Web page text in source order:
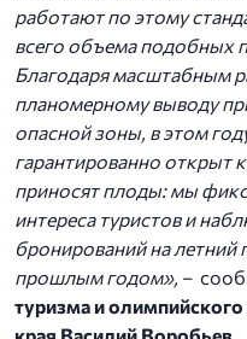
работают по этому
всего объема подобных
Благодаря масштабным
планомерному выводу
опасной зоны, в этом
гарантированно открыт
приносят плоды: мы
интереса туристов и
бронирований на летний
прошлым годом», –
туризма и
края Василий Воробьев.